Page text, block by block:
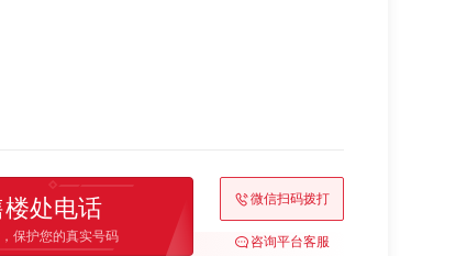
处电话
保护您的真实号码
微信扫码拨打
咨询平台客服